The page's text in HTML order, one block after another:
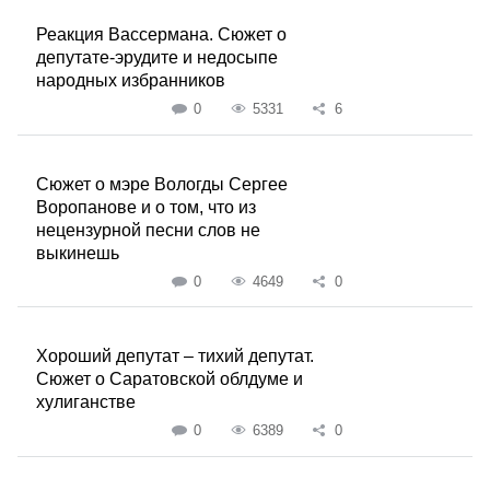
Реакция Вассермана. Сюжет о
депутате-эрудите и недосыпе
народных избранников
0 5331 6
Сюжет о мэре Вологды Сергее
Воропанове и о том, что из
нецензурной песни слов не
выкинешь
0 4649 0
Хороший депутат – тихий депутат.
Сюжет о Саратовской облдуме и
хулиганстве
0 6389 0